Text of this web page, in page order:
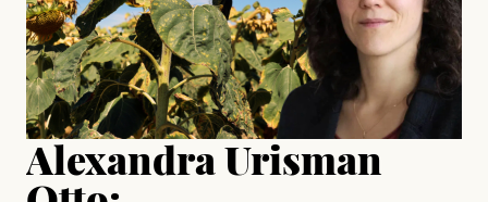
Jesper Lundby
Publicerad15 July, 2026
Uppdaterad15 July, 2026
Alexandra Urisman